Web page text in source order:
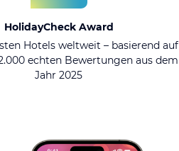
HolidayCheck Award
Hotels weltweit – basierend auf
echten Bewertungen aus dem
Jahr 2025